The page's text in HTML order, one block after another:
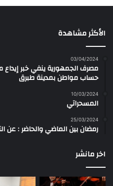
الأكثر مشاهدة
03/04/2024
مصرف الجمهورية ينفي خبر إيداع
حساب مواطن بمدينة طبرق
10/03/2024
المسحراتي
25/03/2024
رمضان بين الماضي والحاضر : عن
اخر مانشر